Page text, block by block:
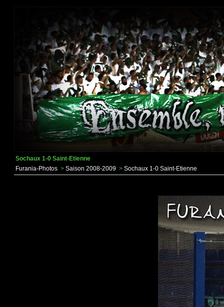
Sochaux 1-0 Saint-Etienne
Furania-Photos > Saison 2008-2009 > Sochaux 1-0 Saint-Etienne